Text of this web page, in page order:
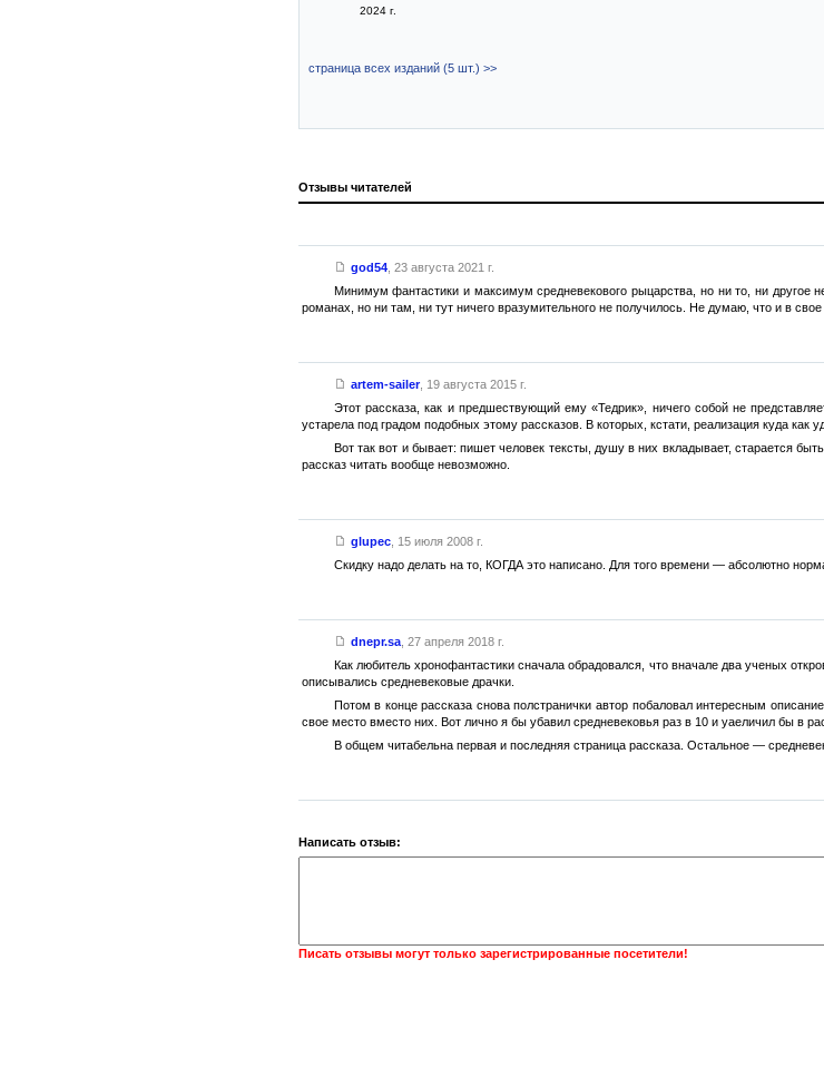
2024 г.
страница всех изданий (5 шт.) >>
Отзывы читателей
god54, 23 августа 2021 г.
Минимум фантастики и максимум средневекового рыцарства, но ни то, ни другое
романах, но ни там, ни тут ничего вразумительного не получилось. Не думаю, что и в
artem-sailer, 19 августа 2015 г.
Этот рассказа, как и предшествующий ему «Тедрик», ничего собой не
устарела под градом подобных этому рассказов. В которых, кстати, реализация куда как
Вот так вот и бывает: пишет человек тексты, душу в них вкладывает, старается
рассказ читать вообще невозможно.
glupec, 15 июля 2008 г.
Скидку надо делать на то, КОГДА это написано. Для того времени — абсолютно
dnepr.sa, 27 апреля 2018 г.
Как любитель хронофантастики сначала обрадовался, что вначале два ученых
описывались средневековые драчки.
Потом в конце рассказа снова полстранички автор побаловал интересным
свое место вместо них. Вот лично я бы убавил средневековья раз в 10 и уаеличил бы в
В общем читабельна первая и последняя страница рассказа. Остальное —
Написать отзыв:
Писать отзывы могут только зарегистрированные посетители!